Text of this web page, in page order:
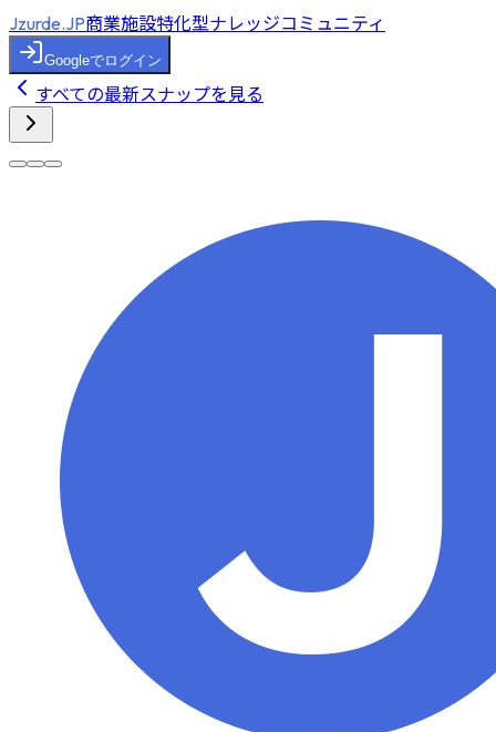
Jzurde.JP商業施設特化型ナレッジコミュニティ
Googleでログイン
すべての最新スナップを見る